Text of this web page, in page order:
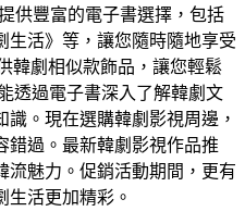
供豐富的電子書選擇，包括
生活》等，讓您隨時隨地享受
韓劇相似款飾品，讓您輕鬆
透過電子書深入了解韓劇文
。現在選購韓劇影視周邊，
錯過。最新韓劇影視作品推
流魅力。促銷活動期間，更有
生活更加精彩。